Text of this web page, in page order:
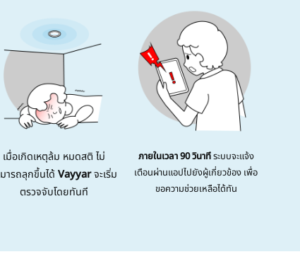
เมื่อเกิดเหตุล้ม หมดสติ ไม่
ารถลุกขึ้นได้Vayyarจะเริ่ม
ตรวจจับโดยทันที
ภายในเวลา 90 วินาทีระบบจะแจ้ง
เตือนผ่านแอปไปยังผู้เกี่ยวข้อง เพื่อ
ขอความช่วยเหลือได้ทัน